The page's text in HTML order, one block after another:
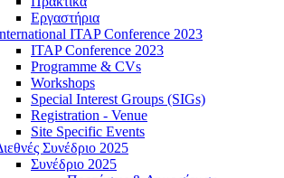
Εργαστήρια
ITAP Conference 2023
ITAP Conference 2023
Programme & CVs
Workshops
Special Interest Groups (SIGs)
Registration - Venue
Site Specific Events
Συνέδριο 2025
Συνέδριο 2025